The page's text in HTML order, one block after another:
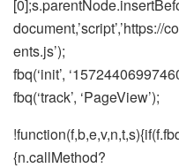
ents.js’);
fbq(‘init’,
fbq(‘track’, ‘PageView’);
{n.callMethod?